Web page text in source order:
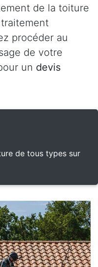
de la toiture
procéder au
de votre
un devis
de tous types sur